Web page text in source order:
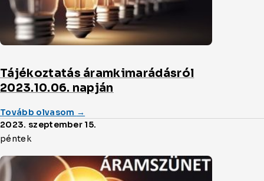
Tájékoztatás áramkimarádásról
2023.10.06. napján
Tovább olvasom (a/az)
Tájékoztatás
napján
cikket
→
2023. szeptember 15.
péntek